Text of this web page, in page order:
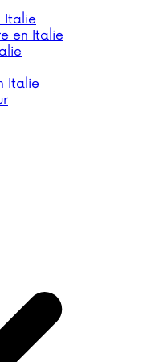
Italie
en Italie
Italie